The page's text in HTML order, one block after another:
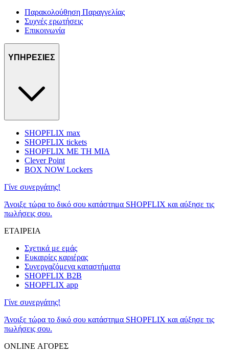
Παρακολούθηση Παραγγελίας
Συχνές ερωτήσεις
Επικοινωνία
ΥΠΗΡΕΣΙΕΣ
SHOPFLIX max
SHOPFLIX tickets
SHOPFLIX ΜΕ ΤΗ ΜΙΑ
Clever Point
BOX NOW Lockers
Γίνε συνεργάτης!
Άνοιξε τώρα το δικό σου κατάστημα SHOPFLIX και αύξησε τις
πωλήσεις σου.
ΕΤΑΙΡΕΙΑ
Σχετικά με εμάς
Ευκαιρίες καριέρας
Συνεργαζόμενα καταστήματα
SHOPFLIX B2B
SHOPFLIX app
Γίνε συνεργάτης!
Άνοιξε τώρα το δικό σου κατάστημα SHOPFLIX και αύξησε τις
πωλήσεις σου.
ONLINE ΑΓΟΡΕΣ